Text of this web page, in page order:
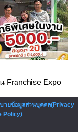
Franchise Expo
ายข้อมูลส่วนบุคคล(Privacy
Policy)